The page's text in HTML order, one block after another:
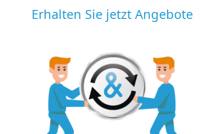
Erhalten Sie jetzt Angebote